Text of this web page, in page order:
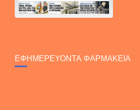
ΕΦΗΜΕΡΕΥΟΝΤΑ ΦΑΡΜΑΚΕΙΑ